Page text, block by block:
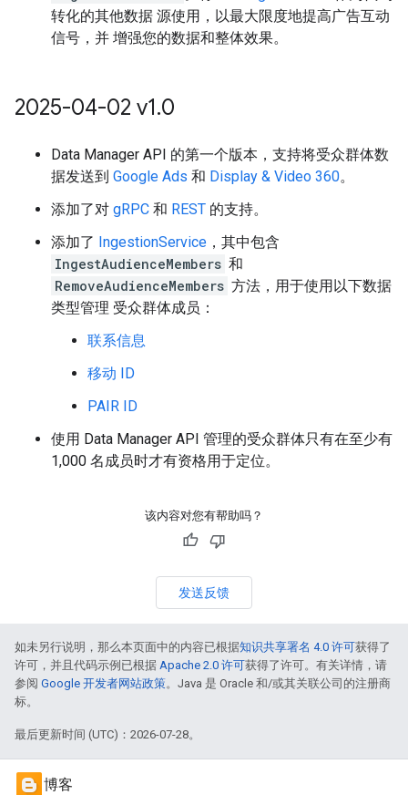
转化的其他数据 源使用，以最大限度地提高广告互动
信号，并 增强您的数据和整体效果。
2025-04-02 v1.0
Data Manager API 的第一个版本，支持将受众群体数
据发送到 Google Ads 和 Display & Video 360。
添加了对 gRPC 和 REST 的支持。
添加了 IngestionService ，其中包含
IngestAudienceMembers 和
RemoveAudienceMembers 方法，用于使用以下数据
类型管理 受众群体成员：
联系信息
移动 ID
PAIR ID
使用 Data Manager API 管理的受众群体只有在至少有
1,000 名成员时才有资格用于定位。
该内容对您有帮助吗？
发送反馈
如未另行说明，那么本页面中的内容已根据知识共享署名 4.0 许可获得了
许可，并且代码示例已根据 Apache 2.0 许可获得了许可。有关详情，请
参阅 Google 开发者网站政策。Java 是 Oracle 和/或其关联公司的注册商
标。
最后更新时间 (UTC)：2026-07-28。
博客